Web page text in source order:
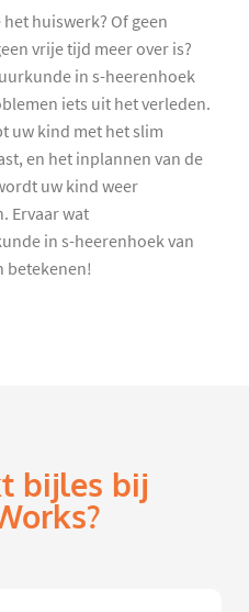
huiswerk? Of geen
vrije tijd meer over is?
in s-heerenhoek
iets uit het verleden.
uw kind met het slim
en het inplannen van de
uw kind weer
Ervaar wat
in s-heerenhoek van
betekenen!
bijles bij